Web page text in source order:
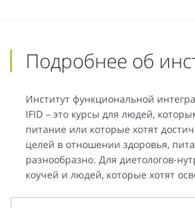
Подробнее об
Институт функциональной
IFID – это курсы для людей,
питание или которые хотят
целей в отношении здоровья,
разнообразно. Для диетологов-
коучей и людей, которые хотят